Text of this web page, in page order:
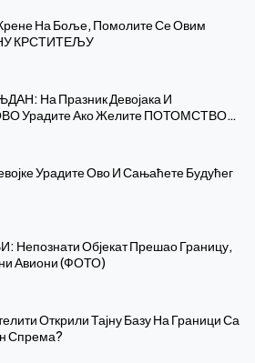
На Боље, Помолите Се Овим
КРСТИТЕЉУ
На Празник Девојака И
Урадите Ако Желите ПОТОМСТВО…
Урадите Ово И Сањаћете Будућег
Објекат Прешао Границу,
Авиони (ФОТО)
Открили Тајну Базу На Граници Са
Спрема?